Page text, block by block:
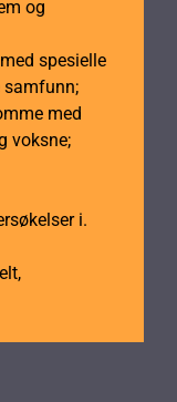
og
spesielle
samfunn;
med
voksne;
i.